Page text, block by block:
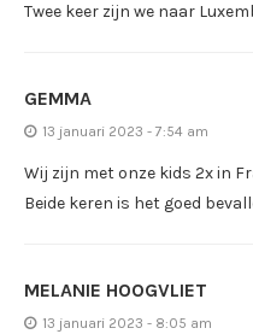
Twee keer zijn we naar
GEMMA
13 januari 2023 - 7:54 am
Wij zijn met onze kids 2x in
Beide keren is het goed
MELANIE HOOGVLIET
13 januari 2023 - 8:05 am